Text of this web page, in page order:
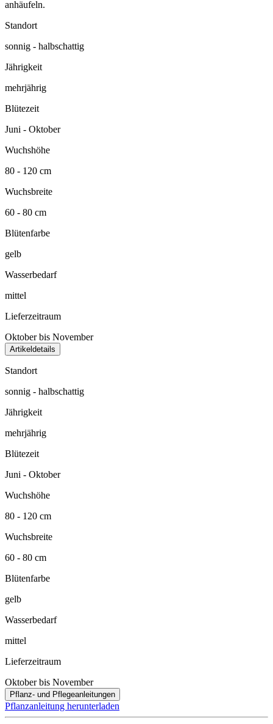
anhäufeln.
Standort
sonnig - halbschattig
Jährigkeit
mehrjährig
Blütezeit
Juni - Oktober
Wuchshöhe
80 - 120 cm
Wuchsbreite
60 - 80 cm
Blütenfarbe
gelb
Wasserbedarf
mittel
Lieferzeitraum
Oktober bis November
Artikeldetails
Standort
sonnig - halbschattig
Jährigkeit
mehrjährig
Blütezeit
Juni - Oktober
Wuchshöhe
80 - 120 cm
Wuchsbreite
60 - 80 cm
Blütenfarbe
gelb
Wasserbedarf
mittel
Lieferzeitraum
Oktober bis November
Pflanz- und Pflegeanleitungen
Pflanzanleitung herunterladen